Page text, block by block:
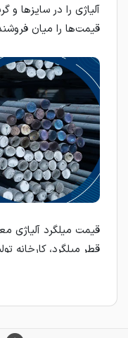
آلیاژی را در سایزها
قیمت‌ها را میان
قیمت میلگرد آلیاژی
قطر میلگرد، کارخانه
به همین دلیل،